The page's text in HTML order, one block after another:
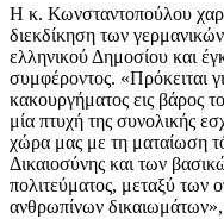
Η κ. Κωνσταντοπούλου
διεκδίκηση των
ελληνικού Δημοσίου και
συμφέροντος. «Πρόκειται
κακουργήματος εις βάρος
μία πτυχή της συνολικής
χώρα μας με τη ματαίωση
Δικαιοσύνης και των
πολιτεύματος, μεταξύ των
ανθρωπίνων